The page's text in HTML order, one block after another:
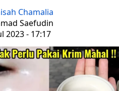
Chamalia
Saefudin
2023 - 17:17